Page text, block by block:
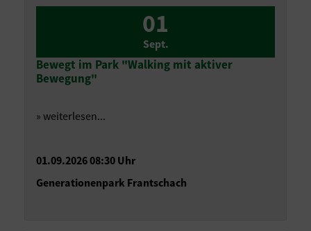
01
Sept.
Bewegt im Park "Walking mit aktiver
Bewegung"
» weiterlesen...
01.09.2026 08:30 Uhr
Generationenpark Frantschach